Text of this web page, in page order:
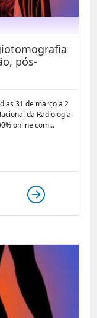
pós-
dias 31 de março a 2
da Radiologia
online com...